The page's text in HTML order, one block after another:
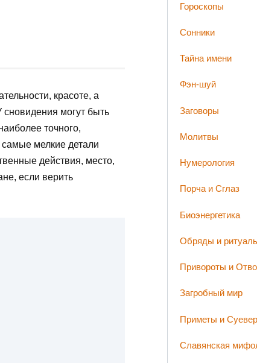
красоте, а
могут быть
точного,
самые мелкие детали
действия, место,
если верить
Гороскопы
Сонники
Тайна имени
Фэн-шуй
Заговоры
Молитвы
Нумерология
Порча и Сглаз
Биоэнергетика
Обряды и
Привороты и
Загробный мир
Приметы и
Славянская